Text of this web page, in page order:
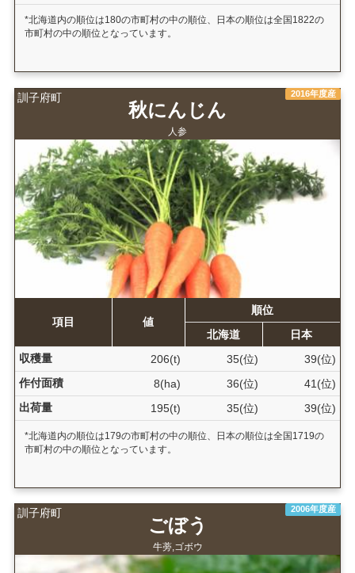
*北海道内の順位は180の市町村の中の順位、日本の順位は全国1822の
市町村の中の順位となっています。
訓子府町 2016年度産
秋にんじん
人参
項目 値
順位
北海道
日本
収穫量
206(t) 35(位)
39(位)
作付面積
8(ha) 36(位)
41(位)
出荷量
195(t) 35(位) 39(位)
*北海道内の順位は179の市町村の中の順位、日本の順位は全国1719の
市町村の中の順位となっています。
訓子府町 2006年度産
ごぼう
牛蒡,ゴボウ